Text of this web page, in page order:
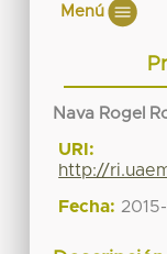
Menú
Nava Rogel
URI:
http://
Fecha: